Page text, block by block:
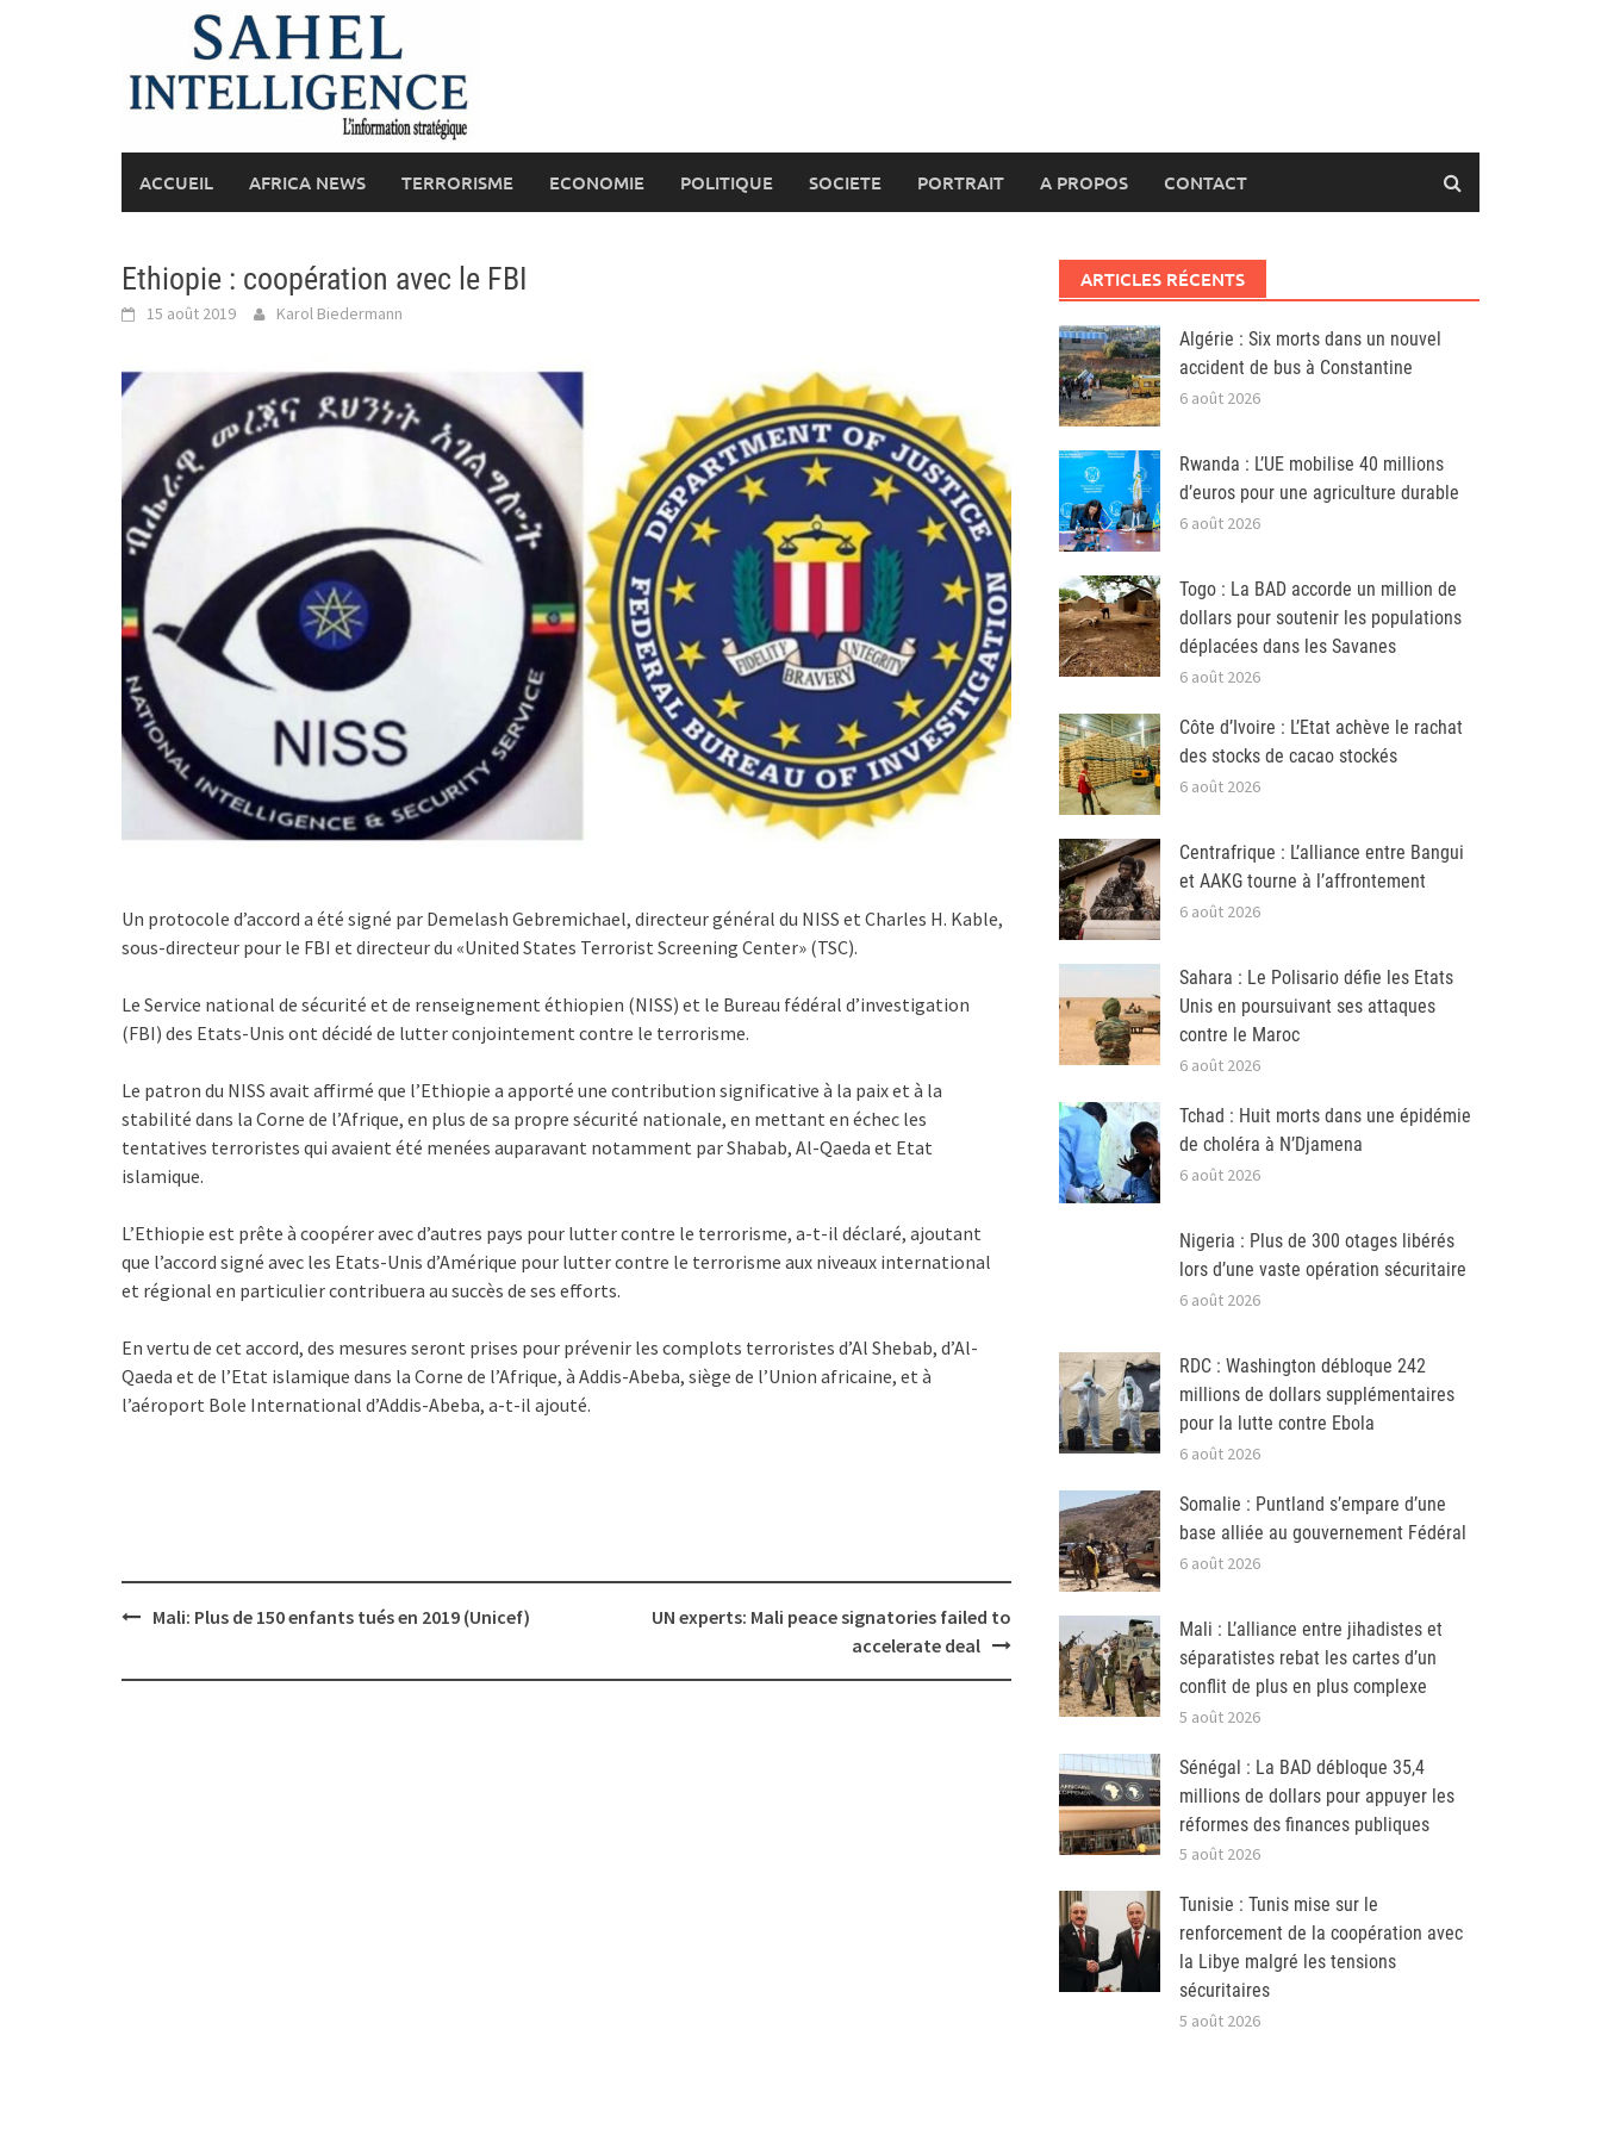
ACCUEIL AFRICA NEWS TERRORISME ECONOMIE POLITIQUE SOCIETE PORTRAIT A PROPOS CONTACT
Ethiopie : coopération avec le FBI
15 août 2019 Karol Biedermann
Un protocole d’accord a été signé par Demelash Gebremichael, directeur général du NISS et Charles H. Kable,
sous-directeur pour le FBI et directeur du «United States Terrorist Screening Center» (TSC).
Le Service national de sécurité et de renseignement éthiopien (NISS) et le Bureau fédéral d’investigation
(FBI) des Etats-Unis ont décidé de lutter conjointement contre le terrorisme.
Le patron du NISS avait affirmé que l’Ethiopie a apporté une contribution significative à la paix et à la
stabilité dans la Corne de l’Afrique, en plus de sa propre sécurité nationale, en mettant en échec les
tentatives terroristes qui avaient été menées auparavant notamment par Shabab, Al-Qaeda et Etat
islamique.
L’Ethiopie est prête à coopérer avec d’autres pays pour lutter contre le terrorisme, a-t-il déclaré, ajoutant
que l’accord signé avec les Etats-Unis d’Amérique pour lutter contre le terrorisme aux niveaux international
et régional en particulier contribuera au succès de ses efforts.
En vertu de cet accord, des mesures seront prises pour prévenir les complots terroristes d’Al Shebab, d’Al-
Qaeda et de l’Etat islamique dans la Corne de l’Afrique, à Addis-Abeba, siège de l’Union africaine, et à
l’aéroport Bole International d’Addis-Abeba, a-t-il ajouté.
PostMali: Plus de 150 enfants tués en 2019 (Unicef)
UN experts: Mali peace signatories failed to
accelerate deal
ARTICLES RÉCENTS
Algérie : Six morts dans un nouvel
accident de bus à Constantine
6 août 2026
Rwanda : L’UE mobilise 40 millions
d’euros pour une agriculture durable
6 août 2026
Togo : La BAD accorde un million de
dollars pour soutenir les populations
déplacées dans les Savanes
6 août 2026
Côte d’Ivoire : L’Etat achève le rachat
des stocks de cacao stockés
6 août 2026
Centrafrique : L’alliance entre Bangui
et AAKG tourne à l’affrontement
6 août 2026
Sahara : Le Polisario défie les Etats
Unis en poursuivant ses attaques
contre le Maroc
6 août 2026
Tchad : Huit morts dans une épidémie
de choléra à N’Djamena
6 août 2026
Nigeria : Plus de 300 otages libérés
lors d’une vaste opération sécuritaire
6 août 2026
RDC : Washington débloque 242
millions de dollars supplémentaires
pour la lutte contre Ebola
6 août 2026
Somalie : Puntland s’empare d’une
base alliée au gouvernement Fédéral
6 août 2026
Mali : L’alliance entre jihadistes et
séparatistes rebat les cartes d’un
conflit de plus en plus complexe
5 août 2026
Sénégal : La BAD débloque 35,4
millions de dollars pour appuyer les
réformes des finances publiques
5 août 2026
Tunisie : Tunis mise sur le
renforcement de la coopération avec
la Libye malgré les tensions
sécuritaires
5 août 2026